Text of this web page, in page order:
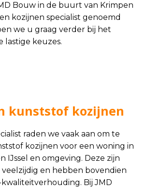
Bouw in de buurt van Krimpen
kozijnen specialist genoemd
we u graag verder bij het
lastige keuzes.
kunststof kozijnen
raden we vaak aan om te
kozijnen voor een woning in
IJssel en omgeving. Deze zijn
en hebben bovendien
Bij JMD